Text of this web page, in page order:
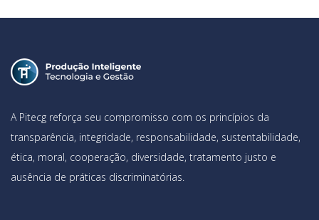
A Pitecg reforça seu compromisso com os princípios da
transparência, integridade, responsabilidade, sustentabilidade,
ética, moral, cooperação, diversidade, tratamento justo e
ausência de práticas discriminatórias.